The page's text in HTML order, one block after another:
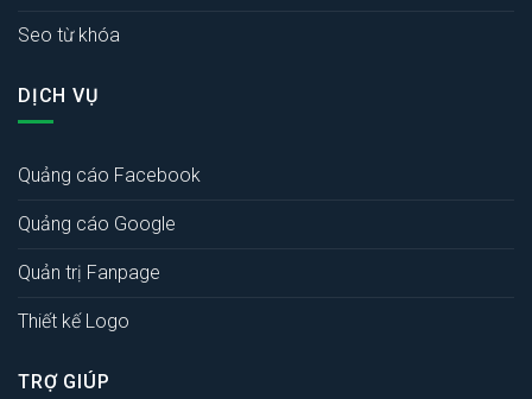
Seo từ khóa
DỊCH VỤ
Quảng cáo Facebook
Quảng cáo Google
Quản trị Fanpage
Thiết kế Logo
TRỢ GIÚP